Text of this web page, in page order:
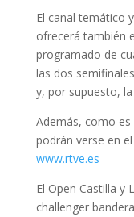
El canal temático
ofrecerá también
programado de
las dos
y, por supuesto,
Además, como
podrán verse en
www.rtve.es
El Open Castilla y
challenger